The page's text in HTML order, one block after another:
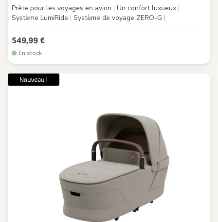
Prête pour les voyages en avion | Un confort luxueux |
Système LumiRide | Système de voyage ZERO-G |
549,99 €
En stock